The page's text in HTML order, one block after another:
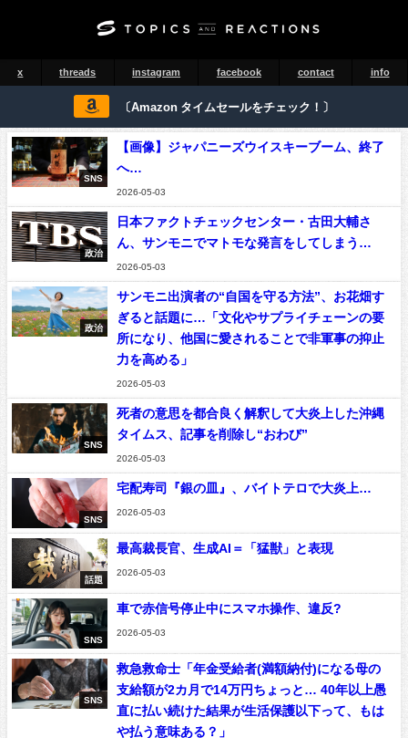
x threads instagram facebook contact info
〔Amazon タイムセールをチェック！〕
SNS
【画像】ジャパニーズウイスキーブーム、終了
へ…
2026-05-03
政治
日本ファクトチェックセンター・古田大輔さ
ん、サンモニでマトモな発言をしてしまう…
2026-05-03
政治
サンモニ出演者の“自国を守る方法”、お花畑す
ぎると話題に…「文化やサプライチェーンの要
所になり、他国に愛されることで非軍事の抑止
力を高める」
2026-05-03
SNS
死者の意思を都合良く解釈して大炎上した沖縄
タイムス、記事を削除し“おわび”
2026-05-03
SNS
宅配寿司『銀の皿』、バイトテロで大炎上…
2026-05-03
話題
最高裁長官、生成AI＝「猛獣」と表現
2026-05-03
SNS
車で赤信号停止中にスマホ操作、違反?
2026-05-03
SNS
救急救命士「年金受給者(満額納付)になる母の
支給額が2カ月で14万円ちょっと… 40年以上愚
直に払い続けた結果が生活保護以下って、もは
や払う意味ある？」